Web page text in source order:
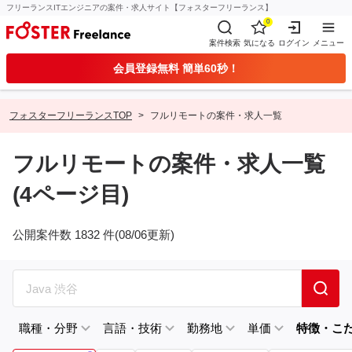
フリーランスITエンジニアの案件・求人サイト【フォスターフリーランス】
案件検索
0
気になる ログイン メニュー
会員登録無料 簡単60秒！
フォスターフリーランスTOP フルリモートの案件・求人一覧
フルリモートの案件・求人一覧
(4ページ目)
公開案件数 1832 件(08/06更新)
職種・分野 言語・技術 勤務地 単価 特徴・こ